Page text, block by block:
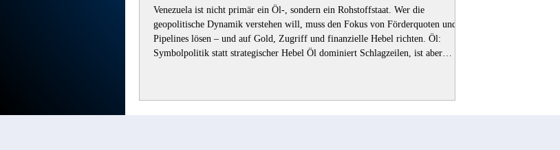
Venezuela ist nicht primär ein Öl-, sondern ein Rohstoffstaat. Wer die
geopolitische Dynamik verstehen will, muss den Fokus von Förderquoten und
Pipelines lösen – und auf Gold, Zugriff und finanzielle Hebel richten. Öl:
Symbolpolitik statt strategischer Hebel Öl dominiert Schlagzeilen, ist aber